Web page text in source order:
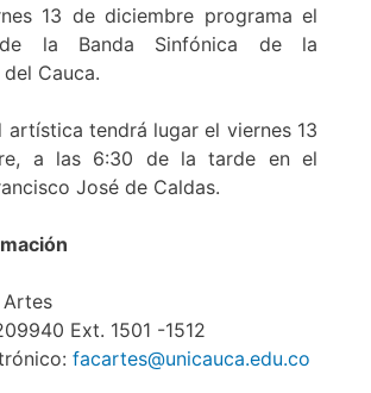
13 de diciembre programa el
la Banda Sinfónica de la
Cauca.
artística tendrá lugar el viernes 13
a las 6:30 de la tarde en el
José de Caldas.
Artes
Ext. 1501 -1512
facartes@unicauca.edu.co